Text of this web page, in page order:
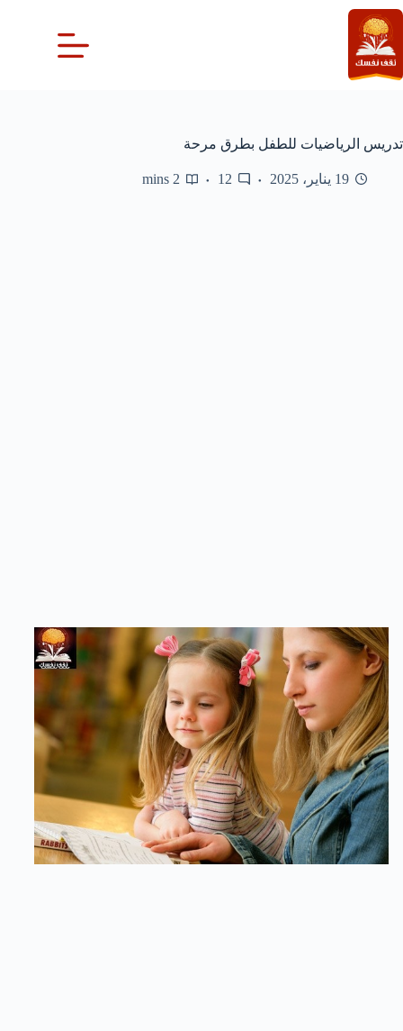
التجاوز
إلى
المحتوى
تدريس الرياضيات للطفل بطرق مرحة
19 يناير، 2025 12
2 mins